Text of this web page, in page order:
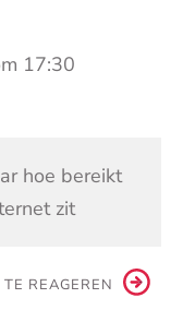
17:30
hoe bereikt
zit
REAGEREN